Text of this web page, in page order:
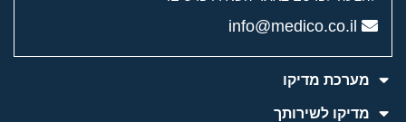
info@medico.co.il
מערכת מדיקו
מדיקו לשירותך